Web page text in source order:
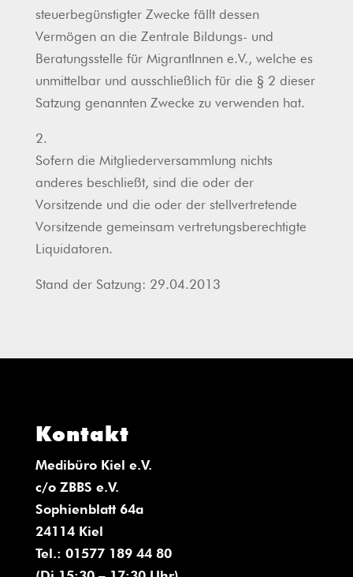
steuerbegünstigter Zwecke fällt dessen
Vermögen an die Zentrale Bildungs- und
Beratungsstelle für MigrantInnen e.V., welche es
unmittelbar und ausschließlich für die § 2 dieser
Satzung genannten Zwecke zu verwenden hat.
2.
Sofern die Mitgliederversammlung nichts
anderes beschließt, sind die oder der
Vorsitzende und die oder der stellvertretende
Vorsitzende gemeinsam vertretungsberechtigte
Liquidatoren.
Stand der Satzung: 29.04.2013
Kontakt
Medibüro Kiel e.V.
c/o ZBBS e.V.
Sophienblatt 64a
24114 Kiel
Tel.: 01577 189 44 80